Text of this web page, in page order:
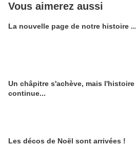
Vous aimerez aussi
La nouvelle page de notre histoire ...
Un châpitre s'achève, mais l'histoire
continue...
Les décos de Noël sont arrivées !